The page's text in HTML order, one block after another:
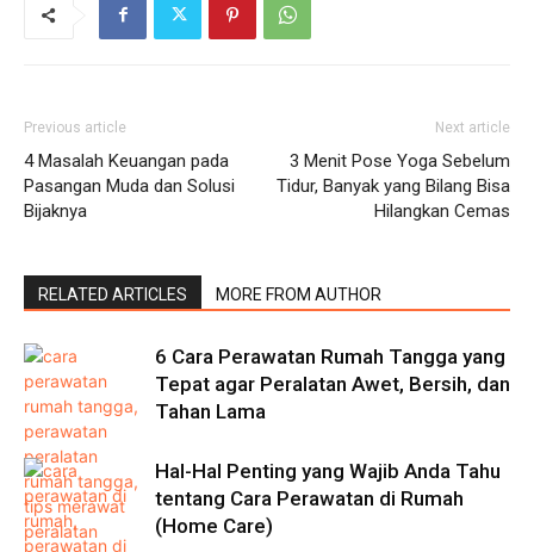
Previous article
4 Masalah Keuangan pada
Pasangan Muda dan Solusi
Bijaknya
Next article
3 Menit Pose Yoga Sebelum
Tidur, Banyak yang Bilang Bisa
Hilangkan Cemas
RELATED ARTICLES MORE FROM AUTHOR
6 Cara Perawatan Rumah Tangga yang
Tepat agar Peralatan Awet, Bersih, dan
Tahan Lama
Hal-Hal Penting yang Wajib Anda Tahu
tentang Cara Perawatan di Rumah
(Home Care)